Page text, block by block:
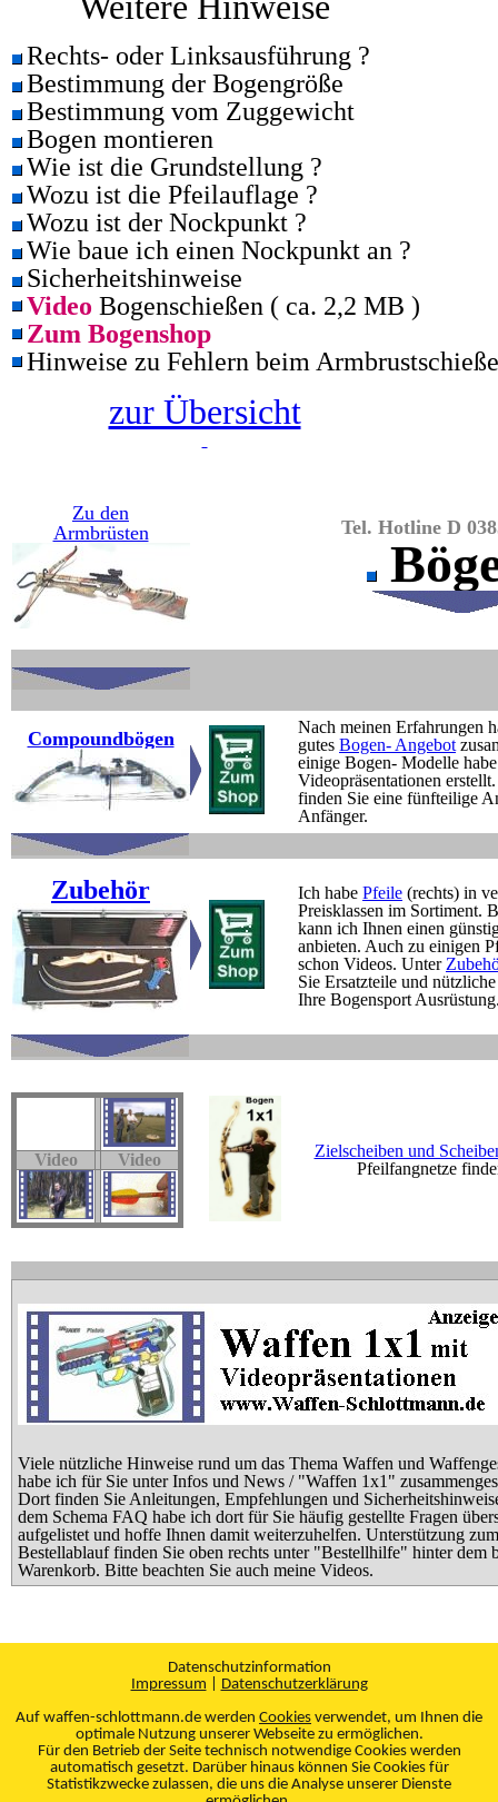
Rechts- oder Linksausführung ?
Bestimmung der Bogengröße
Bestimmung vom Zuggewicht
Bogen montieren
Wie ist die Grundstellung ?
Wozu ist die Pfeilauflage ?
Wozu ist der Nockpunkt ?
Wie baue ich einen Nockpunkt an ?
Sicherheitshinweise
Video Bogenschießen ( ca. 2,2 MB )
Zum Bogenshop
Hinweise zu Fehlern beim
zur Übersicht
Zu den
Armbrüsten
Tel. Hotline D
Compoundbögen
Nach meinen Erfahrungen
gutes Bogen- Angebot
einige Bogen- Modelle
Videopräsentationen
finden Sie eine fünfteilige
Anfänger.
Zubehör Ich habe Pfeile (rechts) in
Preisklassen im Sortiment.
kann ich Ihnen einen
anbieten. Auch zu einigen
schon Videos. Unter
Sie Ersatzteile und
Ihre Bogensport
Video Video
Zielscheiben und
Pfeilfangnetze
Viele nützliche Hinweise rund um das Thema Waffen und
habe ich für Sie unter Infos und News / "Waffen 1x1"
Dort finden Sie Anleitungen, Empfehlungen und
dem Schema FAQ habe ich dort für Sie häufig gestellte Fragen
aufgelistet und hoffe Ihnen damit weiterzuhelfen. Unterstützung zum
Bestellablauf finden Sie oben rechts unter "Bestellhilfe" hinter dem
Warenkorb. Bitte beachten Sie auch meine Videos.
Datenschutzinformation
Impressum
Datenschutzerklärung
Auf waffen-schlottmann.de werden Cookies verwendet, um Ihnen die
optimale Nutzung unserer Webseite zu ermöglichen.
Für den Betrieb der Seite technisch notwendige Cookies werden
automatisch gesetzt. Darüber hinaus können Sie Cookies für
Statistikzwecke zulassen, die uns die Analyse unserer Dienste